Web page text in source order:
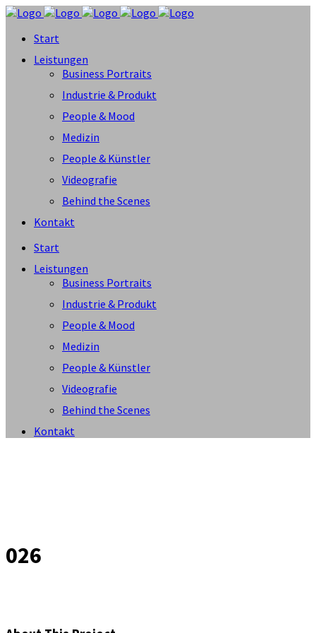
Start
Leistungen
Business Portraits
Industrie & Produkt
People & Mood
Medizin
People & Künstler
Videografie
Behind the Scenes
Kontakt
Start
Leistungen
Business Portraits
Industrie & Produkt
People & Mood
Medizin
People & Künstler
Videografie
Behind the Scenes
Kontakt
026